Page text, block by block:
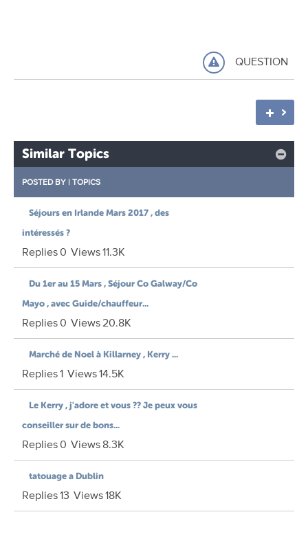
QUESTION
Similar Topics
POSTED BY | TOPICS
Séjours en Irlande Mars 2017 , des
intéressés ?
Replies0 Views11.3K
Du 1er au 15 Mars , Séjour Co Galway/Co
Mayo , avec Guide/chauffeur...
Replies0 Views20.8K
Marché de Noel à Killarney , Kerry ...
Replies1 Views14.5K
Le Kerry , j'adore et vous ?? Je peux vous
conseiller sur de bons...
Replies0 Views8.3K
tatouage a Dublin
Replies13 Views18K